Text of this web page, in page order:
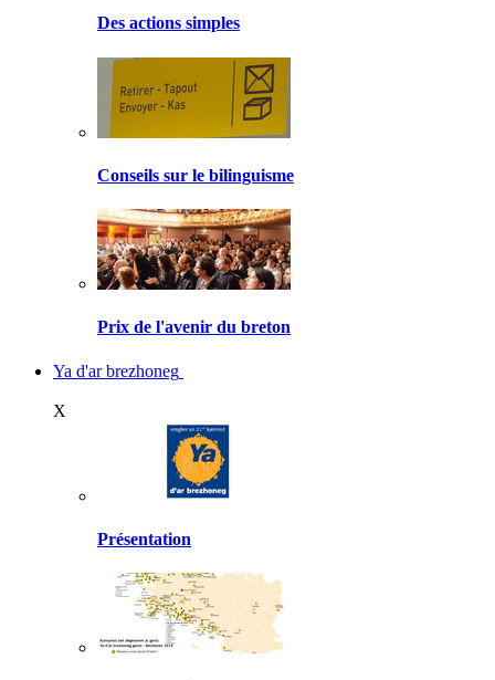
Des actions simples
Conseils sur le bilinguisme
Prix de l'avenir du breton
Ya d'ar brezhoneg
X
Présentation